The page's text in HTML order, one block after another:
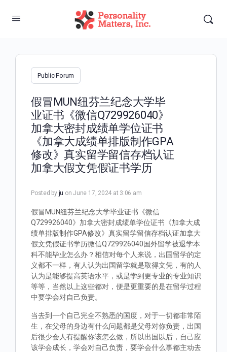
Public Forum
假冒MUN纽芬兰纪念大学毕
业证书《微信Q729926040》
加拿大密封成绩单学位证书
《加拿大成绩单排版制作GPA
修改》真实留学留信存档认证
加拿大假文凭假证书学历
Posted by ju on June 17, 2024 at 3:06 am
假冒MUN纽芬兰纪念大学毕业证书《微信
Q729926040》加拿大密封成绩单学位证书《加拿大成
绩单排版制作GPA修改》真实留学留信存档认证加拿大
假文凭假证书学历微信Q729926040国外留学被退学本
科不能毕业怎么办？相信对每个人来说，出国留学的定
义都不一样，有人认为出国留学就是取得文凭，有的人
认为是能够提高英语水平，或是学到更专业的专业知识
等等，当然以上这些都对，便是更重要的是在留学过程
中要学会对自己负责。
当去到一个自己完全不熟悉的国度，对于一切都非常陌
生，在父母的身边有什么问题都是父母对你负责，出国
后很少会人有提醒你该怎么做，所以出国以后，自己应
该学会成长，学会对自己负责，要学会什么事都主动去